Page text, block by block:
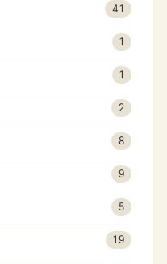
41
1
1
2
8
9
5
19